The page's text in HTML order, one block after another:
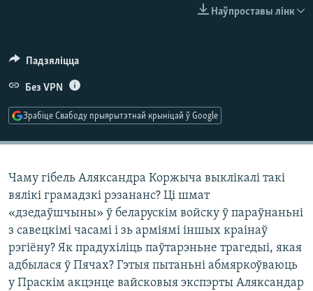
Наўпроставы лінк
Падзяліцца
Без VPN
Зрабіце Свабоду прыярытэтнай крыніцай ў Google
Чаму гібель Аляксандра Коржыча выклікалі такі
вялікі грамадзкі рэзананс? Ці шмат
«дзедаўшчыны» ў беларускім войску ў параўнаньні
з савецкімі часамі і зь арміямі іншых краінаў
рэгіёну? Як прадухіліць паўтарэньне трагедыі, якая
адбылася ў Пячах? Гэтыя пытаньні абмяркоўваюць
у Праскім акцэнце вайсковыя экспэрты Аляксандар